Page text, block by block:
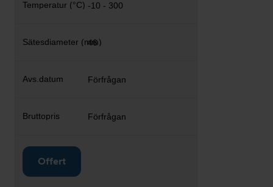
-10 - 300
46
Förfrågan
Förfrågan
Offert